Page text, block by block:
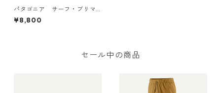
パタゴニア サーフ・ブリマ
ー （カラー Salt Grey） 日
本正規品 Patagonia Surf Br
¥8,800
セール中の商品